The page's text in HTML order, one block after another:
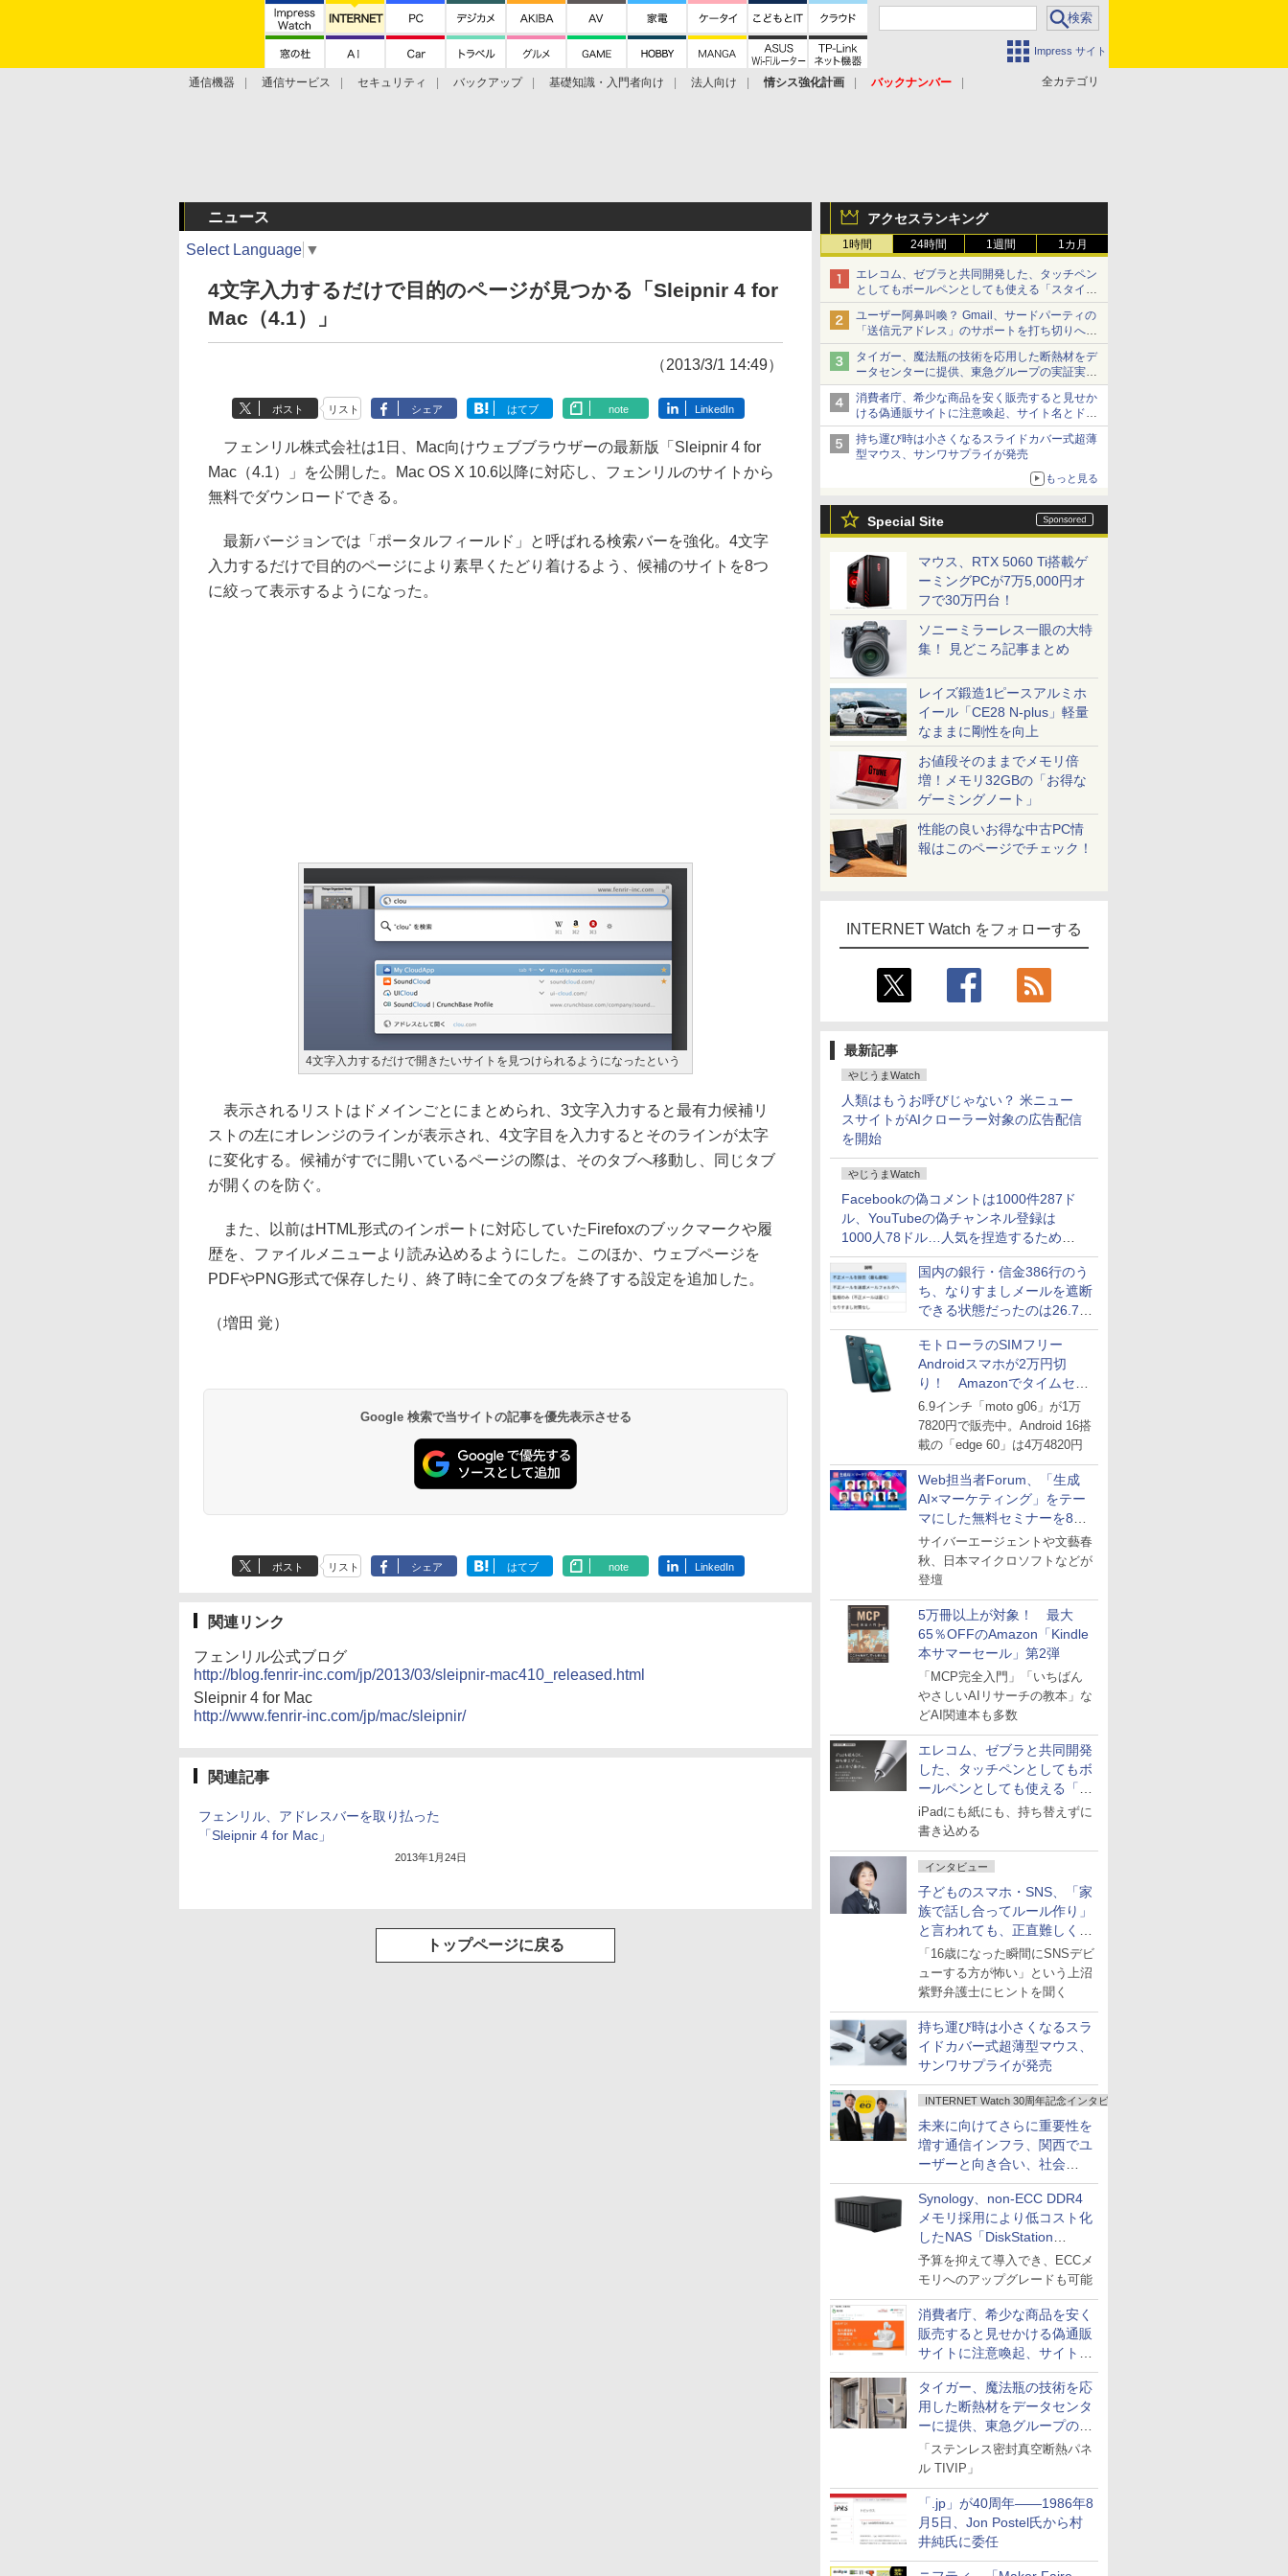
Impress サイト
全カテゴリ
通信機器 通信サービス セキュリティ バックアップ 基礎知識・入門者向け 法人向け 情シス強化計画
バックナンバー
アクセスランキング
1時間 24時間 1週間 1カ月
エレコム、ゼブラと共同開発した、タッチペン
としてもボールペンとしても使える「スタイラ
スツーウェイ」発売 iPadにも紙にも、持ち替
えずに書き込める
ユーザー阿鼻叫喚？ Gmail、サードパーティの
「送信元アドレス」のサポートを打ち切りへ
【やじうまWatch】
タイガー、魔法瓶の技術を応用した断熱材をデ
ータセンターに提供、東急グループの実証実験
で 「ステンレス密封真空断熱パネル TIVIP」
消費者庁、希少な商品を安く販売すると見せか
ける偽通販サイトに注意喚起、サイト名とドメ
イン名を公表
持ち運び時は小さくなるスライドカバー式超薄
型マウス、サンワサプライが発売
もっと見る
Special Site
マウス、RTX 5060 Ti搭載ゲ
ーミングPCが7万5,000円オ
フで30万円台！
ソニーミラーレス一眼の大特
集！ 見どころ記事まとめ
レイズ鍛造1ピースアルミホ
イール「CE28 N-plus」軽量
なままに剛性を向上
お値段そのままでメモリ倍
増！メモリ32GBの「お得な
ゲーミングノート」
性能の良いお得な中古PC情
報はこのページでチェック！
INTERNET Watch をフォローする
最新記事
やじうまWatch
人類はもうお呼びじゃない？ 米ニュー
スサイトがAIクローラー対象の広告配信
を開始
やじうまWatch
Facebookの偽コメントは1000件287ド
ル、YouTubeの偽チャンネル登録は
1000人78ドル…人気を捏造するための
価格リストが公開中
国内の銀行・信金386行のう
ち、なりすましメールを遮断
できる状態だったのは26.7％
にとどまる～GMOブランド
セキュリティ調査
モトローラのSIMフリー
Androidスマホが2万円切
り！ Amazonでタイムセー
ル
6.9インチ「moto g06」が1万
7820円で販売中。Android 16搭
載の「edge 60」は4万4820円
Web担当者Forum、「生成
AI×マーケティング」をテー
マにした無料セミナーを8月
27日にオンライン開催
サイバーエージェントや文藝春
秋、日本マイクロソフトなどが
登壇
5万冊以上が対象！ 最大
65％OFFのAmazon「Kindle
本サマーセール」第2弾
「MCP完全入門」「いちばん
やさしいAIリサーチの教本」な
どAI関連本も多数
エレコム、ゼブラと共同開発
した、タッチペンとしてもボ
ールペンとしても使える「ス
タイラスツーウェイ」発売
iPadにも紙にも、持ち替えずに
書き込める
インタビュー
子どものスマホ・SNS、「家
族で話し合ってルール作り」
と言われても、正直難しくな
いですか？
「16歳になった瞬間にSNSデビ
ューする方が怖い」という上沼
紫野弁護士にヒントを聞く
持ち運び時は小さくなるスラ
イドカバー式超薄型マウス、
サンワサプライが発売
INTERNET Watch 30周年記念インタビュー
未来に向けてさらに重要性を
増す通信インフラ、関西でユ
ーザーと向き合い、社会
の“あたらしい”を起動し続け
る～オプテージ
Synology、non-ECC DDR4
メモリ採用により低コスト化
したNAS「DiskStation
neo+」シリーズ
予算を抑えて導入でき、ECCメ
モリへのアップグレードも可能
消費者庁、希少な商品を安く
販売すると見せかける偽通販
サイトに注意喚起、サイト名
とドメイン名を公表
タイガー、魔法瓶の技術を応
用した断熱材をデータセンタ
ーに提供、東急グループの実
証実験で
「ステンレス密封真空断熱パネ
ル TIVIP」
「.jp」が40周年――1986年8
月5日、Jon Postel氏から村
井純氏に委任
ニュース
Select Language ▼
4文字入力するだけで目的のページが見つかる「Sleipnir 4 for
Mac（4.1）」
（2013/3/1 14:49）
ポスト リスト シェア はてブ note LinkedIn
フェンリル株式会社は1日、Mac向けウェブブラウザーの最新版「Sleipnir 4 for
Mac（4.1）」を公開した。Mac OS X 10.6以降に対応し、フェンリルのサイトから
無料でダウンロードできる。
最新バージョンでは「ポータルフィールド」と呼ばれる検索バーを強化。4文字
入力するだけで目的のページにより素早くたどり着けるよう、候補のサイトを8つ
に絞って表示するようになった。
4文字入力するだけで開きたいサイトを見つけられるようになったという
表示されるリストはドメインごとにまとめられ、3文字入力すると最有力候補リ
ストの左にオレンジのラインが表示され、4文字目を入力するとそのラインが太字
に変化する。候補がすでに開いているページの際は、そのタブへ移動し、同じタブ
が開くのを防ぐ。
また、以前はHTML形式のインポートに対応していたFirefoxのブックマークや履
歴を、ファイルメニューより読み込めるようにした。このほか、ウェブページを
PDFやPNG形式で保存したり、終了時に全てのタブを終了する設定を追加した。
（増田 覚）
Google 検索で当サイトの記事を優先表示させる
ポスト リスト シェア はてブ note LinkedIn
関連リンク
フェンリル公式ブログ
http://blog.fenrir-inc.com/jp/2013/03/sleipnir-mac410_released.html
Sleipnir 4 for Mac
http://www.fenrir-inc.com/jp/mac/sleipnir/
関連記事
フェンリル、アドレスバーを取り払った
「Sleipnir 4 for Mac」
2013年1月24日
トップページに戻る